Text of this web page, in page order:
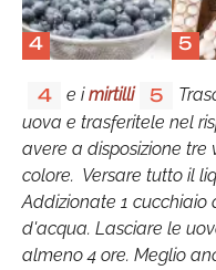
4 5
4 e imirtilli 5
uova e trasferitele nel
avere a disposizione tre
colore. Versare tutto il
Addizionate 1 cucchiaio
d'acqua. Lasciare le
almeno 4 ore. Meglio